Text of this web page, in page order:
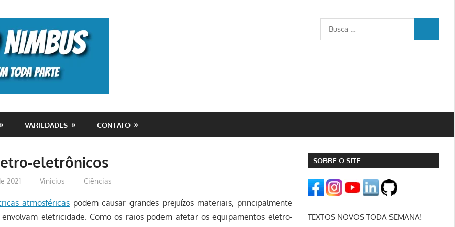
Busca
para:
VARIEDADES CONTATO
eletrônicos
2021 Vinicius Ciências
atmosféricas podem causar grandes prejuízos materiais, principalmente
eletricidade. Como os raios podem afetar os equipamentos eletro-
SOBRE O SITE
TEXTOS NOVOS TODA SEMANA!